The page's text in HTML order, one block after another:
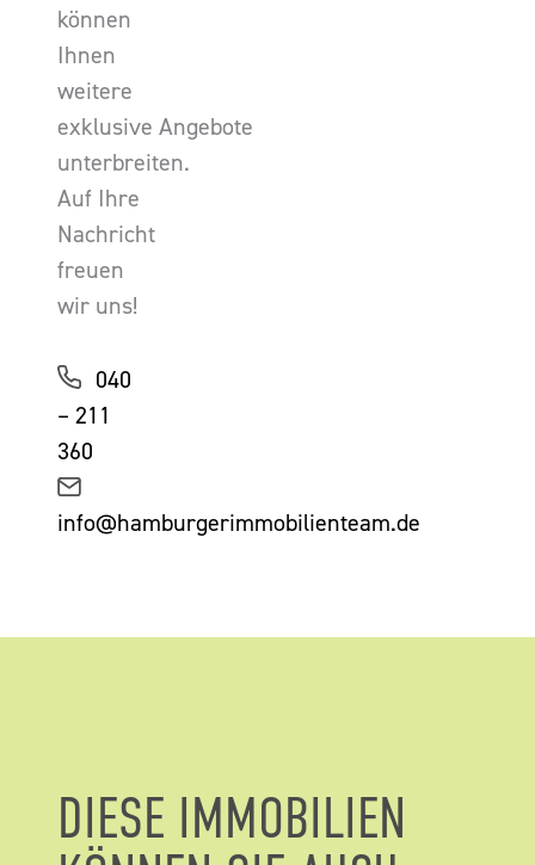
können
Ihnen
weitere
exklusive Angebote
unterbreiten.
Auf Ihre
Nachricht
freuen
wir uns!
040
– 211
360
info@hamburgerimmobilienteam.de
DIESE IMMOBILIEN